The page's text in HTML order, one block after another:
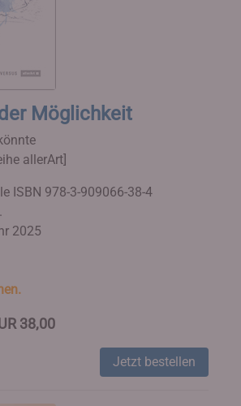
Möglichkeit
allerArt]
ISBN 978-3-909066-38-4
2025
38,00
Jetzt bestellen